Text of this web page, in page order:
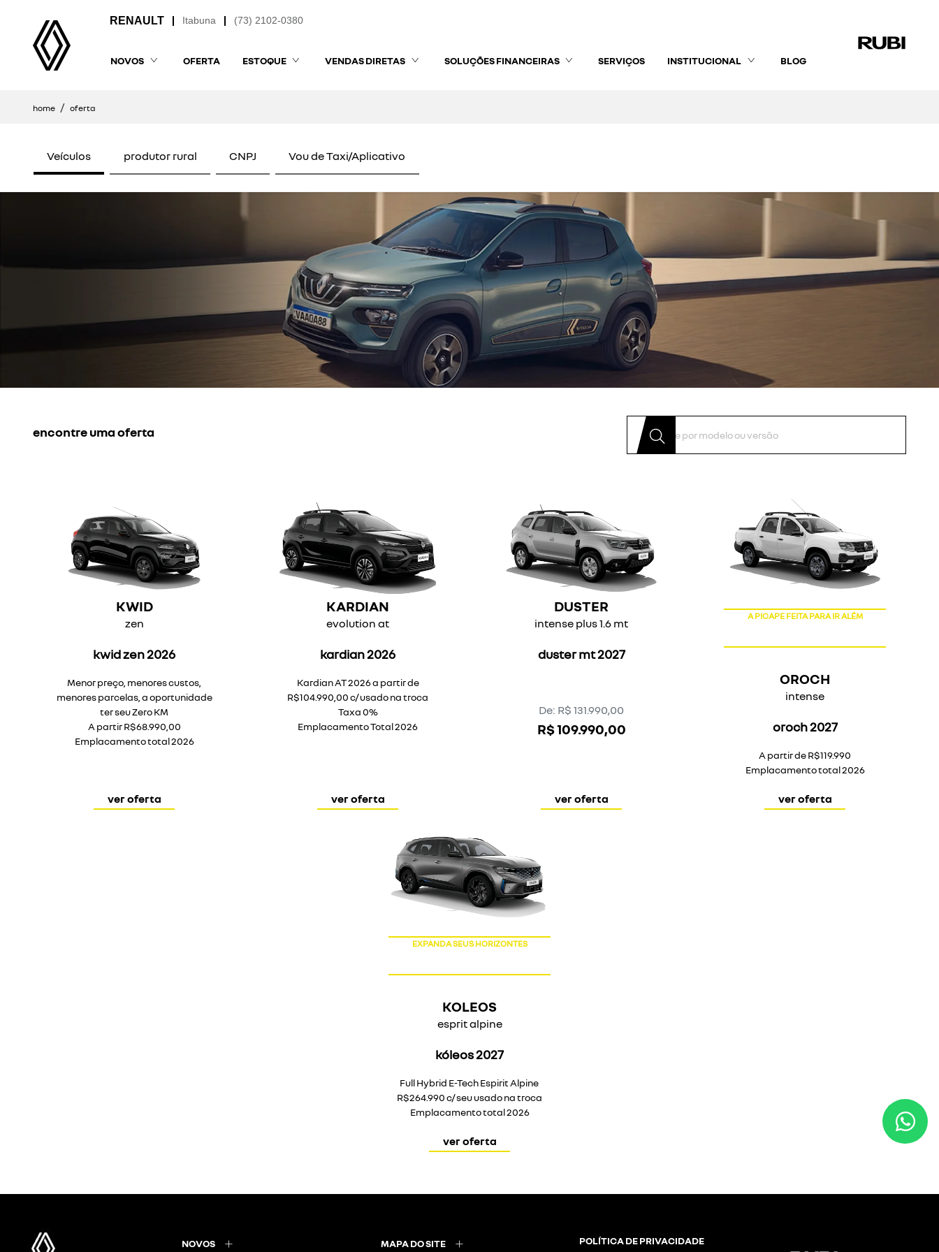
(73) 2102-0380
Itabuna
NOVOS OFERTA ESTOQUE VENDAS DIRETAS SOLUÇÕES FINANCEIRAS SERVIÇOS INSTITUCIONAL BLOG
home oferta
Veículos produtor rural CNPJ Vou de Taxi/Aplicativo
encontre uma oferta
KWID
zen
kwid zen 2026
Menor preço, menores custos,
menores parcelas, a oportunidade
ter seu Zero KM
A partir R$68.990,00
Emplacamento total 2026
ver oferta
KARDIAN
evolution at
kardian 2026
Kardian AT 2026 a partir de
R$104.990,00 c/ usado na troca
Taxa 0%
Emplacamento Total 2026
ver oferta
DUSTER
intense plus 1.6 mt
duster mt 2027
De: R$ 131.990,00
R$ 109.990,00
ver oferta
OROCH
intense
A PICAPE FEITA PARA IR ALÉM
oroch 2027
A partir de R$119.990
Emplacamento total 2026
ver oferta
KOLEOS
esprit alpine
EXPANDA SEUS HORIZONTES
kóleos 2027
Full Hybrid E-Tech Espirit Alpine
R$264.990 c/ seu usado na troca
Emplacamento total 2026
ver oferta
NOVOS MAPA DO SITE POLÍTICA DE PRIVACIDADE